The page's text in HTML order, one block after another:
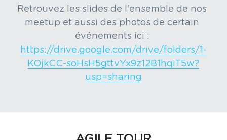
Retrouvez les slides de l'ensemble de nos
meetup et aussi des photos de certain
https://drive.google.com/drive/folders/1-
KOjkCC-soHsH5gttvYx9z12B1hqIT5w?
usp=sharing